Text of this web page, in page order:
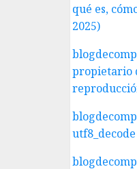
qué es,
2025)
propietario